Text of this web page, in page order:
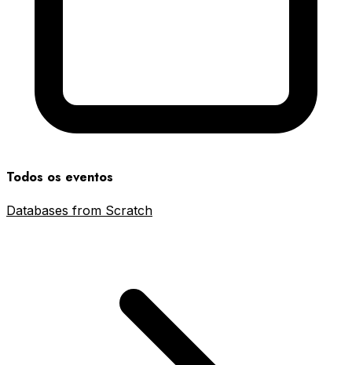
Todos os eventos
Databases from Scratch